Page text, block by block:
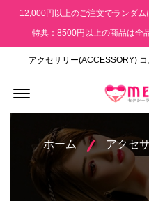
12,000円以上のご注文でランダム
特典：8500円以上の商品は全
アクセサリー(ACCESSORY)
ホーム アクセ